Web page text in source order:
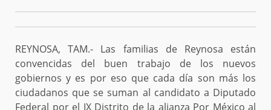
REYNOSA, TAM.- Las familias de Reynosa están
convencidas del buen trabajo de los nuevos
gobiernos y es por eso que cada día son más los
ciudadanos que se suman al candidato a Diputado
Federal por el IX Distrito de la alianza Por México al